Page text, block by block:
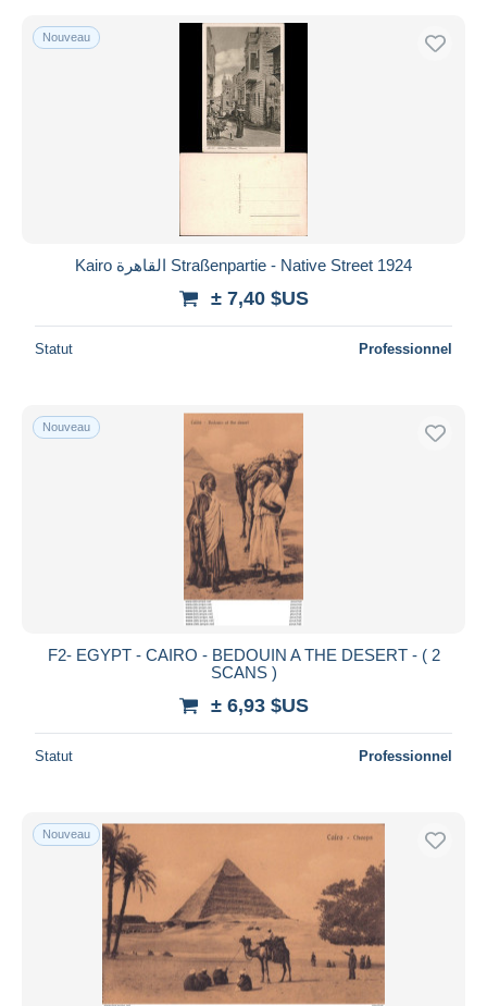
Nouveau
Kairo القاهرة Straßenpartie - Native Street 1924
± 7,40 $US
Statut Professionnel
Nouveau
F2- EGYPT - CAIRO - BEDOUIN A THE DESERT - ( 2
SCANS )
± 6,93 $US
Statut Professionnel
Nouveau